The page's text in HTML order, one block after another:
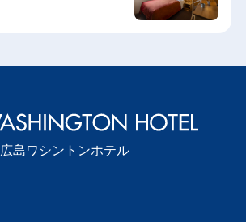
広島ワシントンホテル